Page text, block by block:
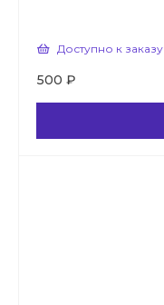
Доступно к заказу
500 ₽